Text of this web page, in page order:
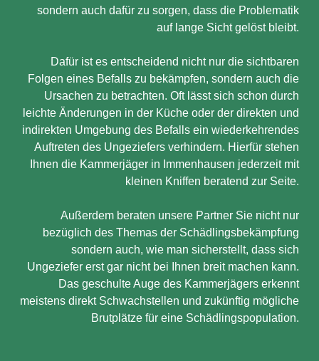
sondern auch dafür zu sorgen, dass die Problematik
auf lange Sicht gelöst bleibt.
Dafür ist es entscheidend nicht nur die sichtbaren
Folgen eines Befalls zu bekämpfen, sondern auch die
Ursachen zu betrachten. Oft lässt sich schon durch
leichte Änderungen in der Küche oder der direkten und
indirekten Umgebung des Befalls ein wiederkehrendes
Auftreten des Ungeziefers verhindern. Hierfür stehen
Ihnen die Kammerjäger in Immenhausen jederzeit mit
kleinen Kniffen beratend zur Seite.
Außerdem beraten unsere Partner Sie nicht nur
bezüglich des Themas der Schädlingsbekämpfung
sondern auch, wie man sicherstellt, dass sich
Ungeziefer erst gar nicht bei Ihnen breit machen kann.
Das geschulte Auge des Kammerjägers erkennt
meistens direkt Schwachstellen und zukünftig mögliche
Brutplätze für eine Schädlingspopulation.